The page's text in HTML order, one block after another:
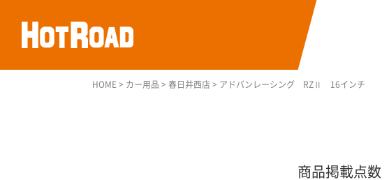
HOME > カー用品 > 春日井西店 > アドバンレーシング RZⅡ 16インチ
商品掲載点数